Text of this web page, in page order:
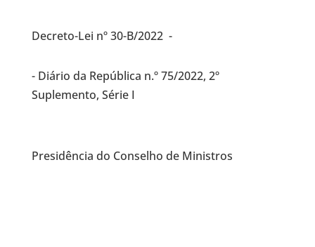
Decreto-Lei nº 30-B/2022 -
- Diário da República n.º 75/2022, 2º
Suplemento, Série I
Presidência do Conselho de Ministros